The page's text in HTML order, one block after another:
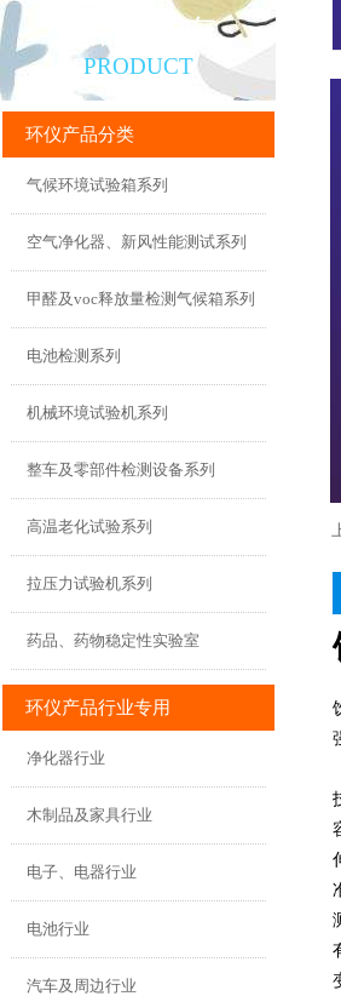
产品直通车
PRODUCT
环仪产品分类
气候环境试验箱系列
空气净化器、新风性能测试系列
甲醛及voc释放量检测气候箱系列
电池检测系列
机械环境试验机系列
整车及零部件检测设备系列
高温老化试验系列
拉压力试验机系列
药品、药物稳定性实验室
环仪产品行业专用
净化器行业
木制品及家具行业
电子、电器行业
电池行业
汽车及周边行业